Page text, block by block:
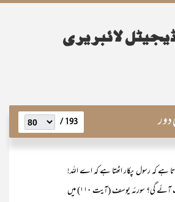
دور 193 /
کہ رسول پکار اٹھتا ہے کہ اے اللہ!
تیری مدد کب آئے گی؟ سورئہ یوسف (آیت ۱۱۰) میں